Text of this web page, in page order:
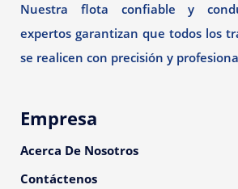
Nuestra flota confiable y
expertos garantizan que todos los
se realicen con precisión y
Empresa
Acerca De Nosotros
Contáctenos